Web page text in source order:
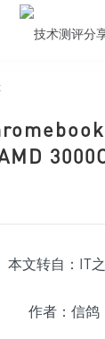
本文转自：IT
作者：信鸽